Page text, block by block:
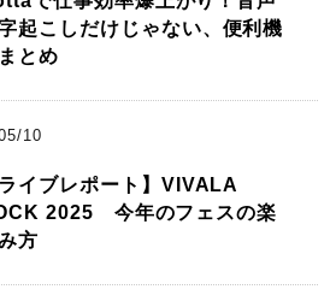
起こしだけじゃない、便利機
とめ
10
ライブレポート】VIVALA
2025 今年のフェスの楽
方